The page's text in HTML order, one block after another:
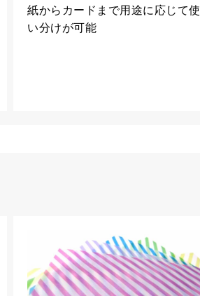
紙からカードまで用途に応じて使
い分けが可能